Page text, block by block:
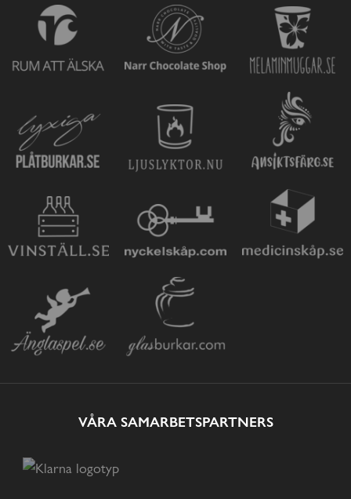
VÅRA SAMARBETSPARTNERS